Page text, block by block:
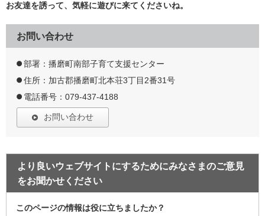
お友達を誘って、気軽に遊びに来てくださいね。
お問い合わせ
部署：播磨町南部子育て支援センター
住所：加古郡播磨町北本荘3丁目2番31号
電話番号：079-437-4188
お問い合わせ
より良いウェブサイトにするためにみなさまのご意見
をお聞かせください
このページの情報は役に立ちましたか？